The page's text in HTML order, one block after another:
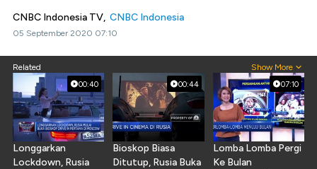
CNBC Indonesia TV, CNBC Indonesia
05 September 2020 07:10
Related Show More
00:40
Longgarkan
Lockdown, Rusia
00:44
Bioskop Biasa
Ditutup, Rusia Buka
07:10
Lomba Lomba Pergi
Ke Bulan